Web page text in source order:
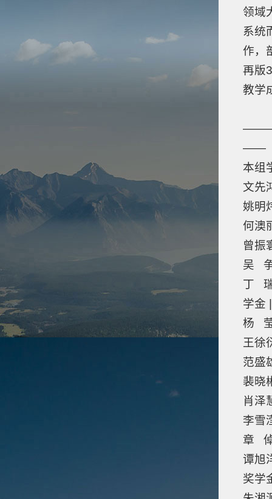
领域
系统
作，
再版
教学
——
本组
文先
姚明
何澳
曾振
吴
丁
学金
杨
王徐
范盛
裴晓
肖泽
李雪
章
谭旭
奖学